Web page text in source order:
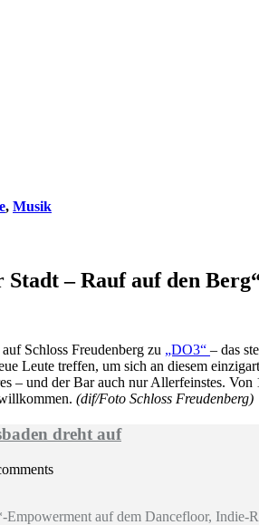
, Musik
Stadt – Rauf auf den
Schloss Freudenberg zu „DO3“ – das
Leute treffen, um sich an diesem
– und der Bar auch nur Allerfeinstes.
(dif/Foto Schloss Freudenberg)
dreht auf
auf dem Dancefloor, Indie-